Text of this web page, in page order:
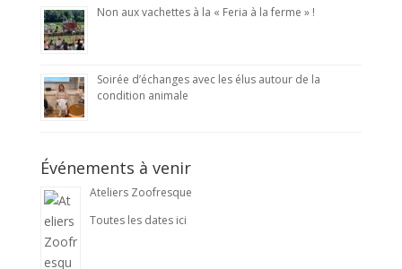
Non aux vachettes à la « Feria à la ferme » !
Soirée d’échanges avec les élus autour de la
condition animale
Événements à venir
Ateliers Zoofresque
Toutes les dates ici